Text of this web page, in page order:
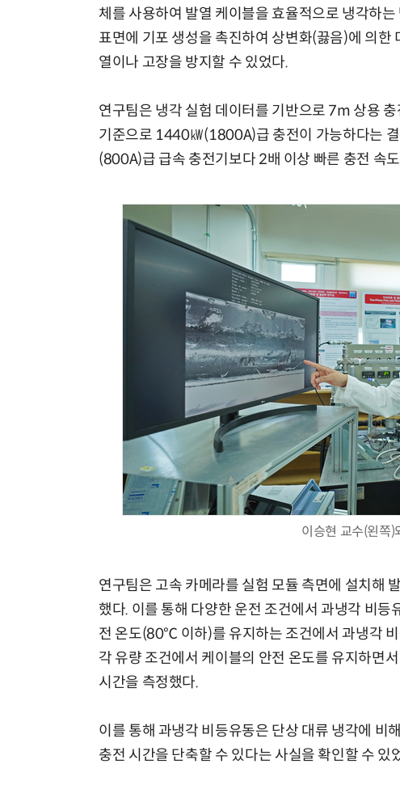
체를 사용하여 발열 케이블을 효율적으로 냉각하
표면에 기포 생성을 촉진하여 상변화(끓음)에 의한
열이나 고장을 방지할 수 있었다.
연구팀은 냉각 실험 데이터를 기반으로 7m 상용
기준으로 1440㎾(1800A)급 충전이 가능하다는
(800A)급 급속 충전기보다 2배 이상 빠른 충전 속
이승현 교수(왼쪽)
연구팀은 고속 카메라를 실험 모듈 측면에 설치해
했다. 이를 통해 다양한 운전 조건에서 과냉각 비
전 온도(80℃ 이하)를 유지하는 조건에서 과냉각
각 유량 조건에서 케이블의 안전 온도를 유지하면
시간을 측정했다.
이를 통해 과냉각 비등유동은 단상 대류 냉각에 비
충전 시간을 단축할 수 있다는 사실을 확인할 수 있